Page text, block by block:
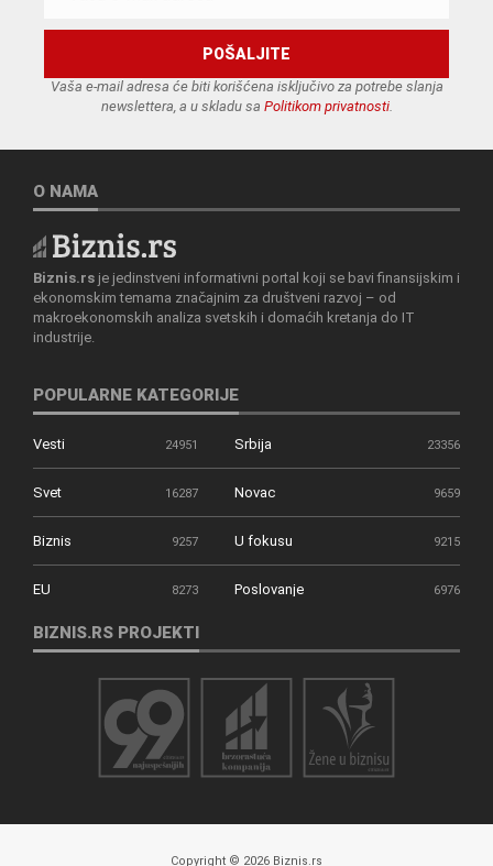
Vaša e-mail adresa će biti korišćena isključivo za potrebe slanja
newslettera, a u skladu sa Politikom privatnosti.
O NAMA
Biznis.rs je jedinstveni informativni portal koji se bavi finansijskim i
ekonomskim temama značajnim za društveni razvoj – od
makroekonomskih analiza svetskih i domaćih kretanja do IT
industrije.
POPULARNE KATEGORIJE
Vesti 24951 Srbija 23356
Svet 16287 Novac 9659
Biznis 9257 U fokusu 9215
EU 8273 Poslovanje 6976
BIZNIS.RS PROJEKTI
Copyright © 2026 Biznis.rs